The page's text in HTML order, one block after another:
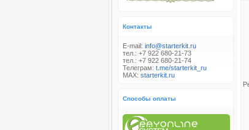
Контакты
E-mail: info@starterkit.ru
тел.: +7 922 680-21-73
тел.: +7 922 680-21-74
Телеграм: t.me/starterkit_ru
MAX: starterkit.ru
Способы оплаты